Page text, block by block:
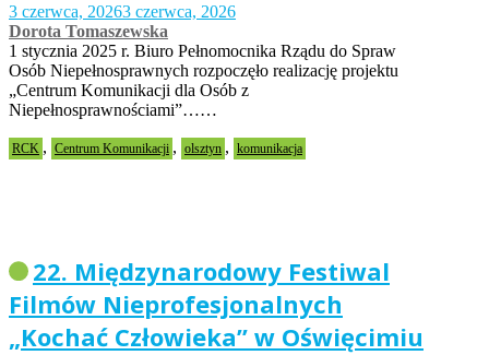
3 czerwca, 20263 czerwca, 2026
Dorota Tomaszewska
1 stycznia 2025 r. Biuro Pełnomocnika Rządu do Spraw
Osób Niepełnosprawnych rozpoczęło realizację projektu
„Centrum Komunikacji dla Osób z
Niepełnosprawnościami”……
RCK , Centrum Komunikacji , olsztyn , komunikacja
22. Międzynarodowy Festiwal
Filmów Nieprofesjonalnych
„Kochać Człowieka” w Oświęcimiu